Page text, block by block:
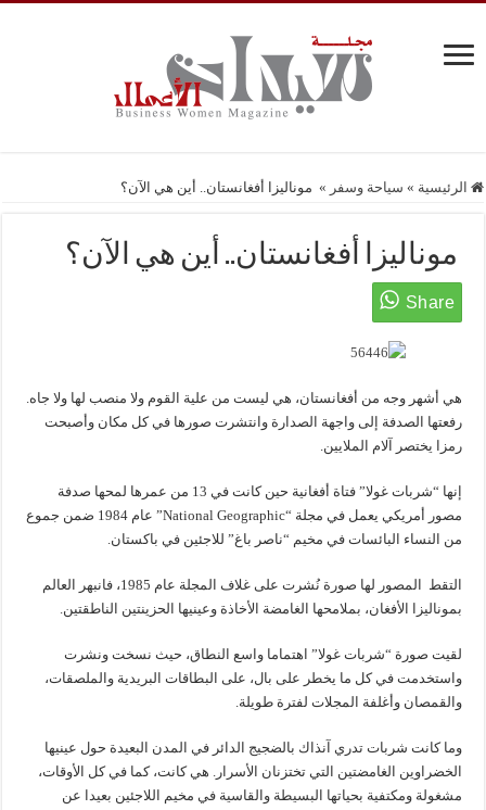
الرئيسية » سياحة وسفر » موناليزا أفغانستان.. أين هي الآن؟
موناليزا أفغانستان.. أين هي الآن؟
هي أشهر وجه من أفغانستان، هي ليست من علية القوم ولا منصب لها ولا جاه.
رفعتها الصدفة إلى واجهة الصدارة وانتشرت صورها في كل مكان وأصبحت
رمزا يختصر آلام الملايين.
إنها “شربات غولا” فتاة أفغانية حين كانت في 13 من عمرها لمحها صدفة
مصور أمريكي يعمل في مجلة “National Geographic” عام 1984 ضمن جموع
من النساء البائسات في مخيم “ناصر باغ” للاجئين في باكستان.
التقط المصور لها صورة نُشرت على غلاف المجلة عام 1985، فانبهر العالم
بموناليزا الأفغان، بملامحها الغامضة الأخاذة وعينيها الحزينتين الناطقتين.
لقيت صورة “شربات غولا” اهتماما واسع النطاق، حيث نسخت ونشرت
واستخدمت في كل ما يخطر على بال، على البطاقات البريدية والملصقات،
والقمصان وأغلفة المجلات لفترة طويلة.
وما كانت شربات تدري آنذاك بالضجيج الدائر في المدن البعيدة حول عينيها
الخضراوين الغامضتين التي تختزنان الأسرار. هي كانت، كما في كل الأوقات،
مشغولة ومكتفية بحياتها البسيطة والقاسية في مخيم اللاجئين بعيدا عن